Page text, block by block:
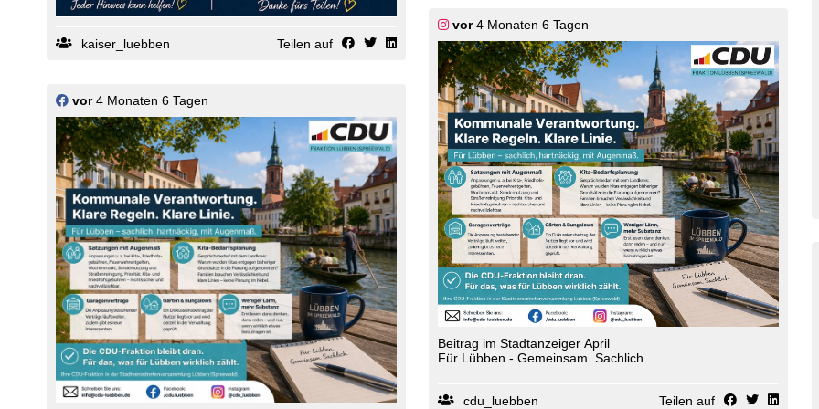
kaiser_luebben Teilen auf
Das sind keine einfachen Wege. Aber wir sind überzeugt:
Wenn wir zusammenhalten, wenn wir zuhören und
gemeinsam anpacken, kann Lübben wachsen ? mit
Zuversicht und mit Herz.
Die Botschaft von Ostern gibt uns dafür Kraft: Hoffnung
erneuert. Gemeinschaft trägt. Zukunft entsteht.
Wir wünschen Ihnen und Ihren Familien ein gesegnetes
Osterfest, erholsame Tage und viele schöne Momente!
Herzlichst
Ihre CDU Lübben
vor4 Monaten 6 Tagen
Beitrag im Stadtanzeiger April
Für Lübben - Gemeinsam. Sachlich.
cdu_luebben Teilen auf
vor4 Monaten 6 Tagen